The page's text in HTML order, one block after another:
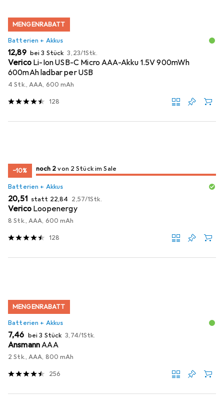
MENGENRABATT
Batterien + Akkus
EUR
12,89 bei 3 Stück EUR
3,23/1Stk.
Verico Li-Ion USB-C Micro AAA-Akku 1.5V 900mWh
600mAh ladbar per USB
4 Stk., AAA, 600 mAh
128
−10% 2/ 2
2/ 2 im Sale
noch 2 von 2 Stück im Sale
Batterien + Akkus
EUR
20,51 statt EUR
22,84 EUR
2,57/1Stk.
Verico Loopenergy
8 Stk., AAA, 600 mAh
128
MENGENRABATT
Batterien + Akkus
EUR
7,46 bei 3 Stück EUR
3,74/1Stk.
AnsmannAAA
2 Stk., AAA, 800 mAh
256